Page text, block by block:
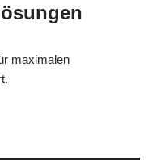
maximalen